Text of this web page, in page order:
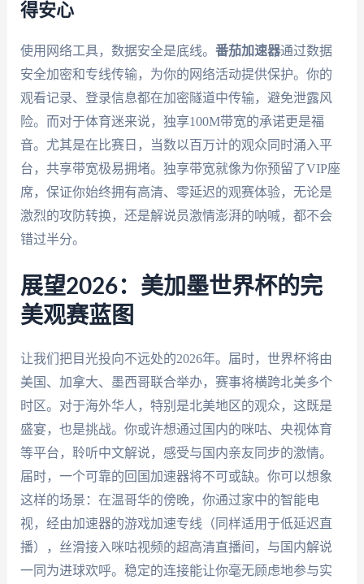
得安心
使用网络工具，数据安全是底线。 番茄加速器通过数据
安全加密和专线传输，为你的网络活动提供保护。你的
观看记录、登录信息都在加密隧道中传输，避免泄露风
险。而对于体育迷来说，独享100M带宽的承诺更是福
音。尤其是在比赛日，当数以百万计的观众同时涌入平
台，共享带宽极易拥堵。独享带宽就像为你预留了VIP座
席，保证你始终拥有高清、零延迟的观赛体验，无论是
激烈的攻防转换，还是解说员激情澎湃的呐喊，都不会
错过半分。
展望2026：美加墨世界杯的完
美观赛蓝图
让我们把目光投向不远处的2026年。届时，世界杯将由
美国、加拿大、墨西哥联合举办，赛事将横跨北美多个
时区。对于海外华人，特别是北美地区的观众，这既是
盛宴，也是挑战。你或许想通过国内的咪咕、央视体育
等平台，聆听中文解说，感受与国内亲友同步的激情。
届时，一个可靠的回国加速器将不可或缺。你可以想象
这样的场景：在温哥华的傍晚，你通过家中的智能电
视，经由加速器的游戏加速专线（同样适用于低延迟直
播），丝滑接入咪咕视频的超高清直播间，与国内解说
一同为进球欢呼。稳定的连接能让你毫无顾虑地参与实